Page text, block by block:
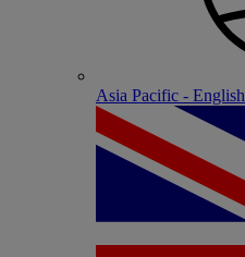
Asia Pacific - English